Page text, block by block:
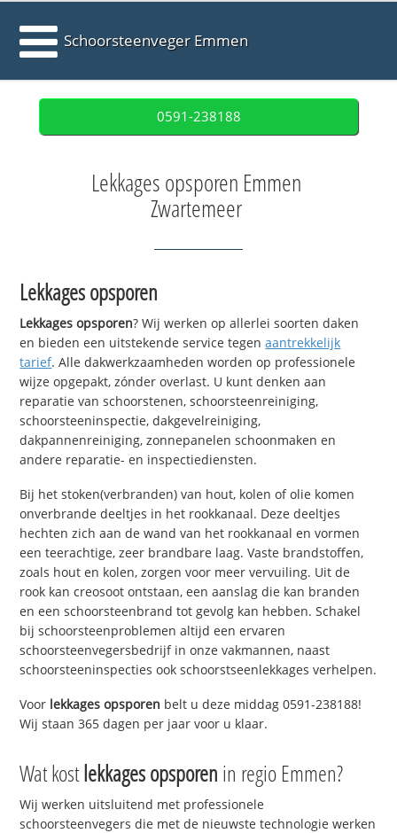
Schoorsteenveger Emmen
0591-238188
Lekkages opsporen Emmen
Zwartemeer
Lekkages opsporen
Lekkages opsporen? Wij werken op allerlei soorten daken
en bieden een uitstekende service tegenaantrekkelijk
tarief. Alle dakwerkzaamheden worden op professionele
wijze opgepakt, zónder overlast. U kunt denken aan
reparatie van schoorstenen, schoorsteenreiniging,
schoorsteeninspectie, dakgevelreiniging,
dakpannenreiniging, zonnepanelen schoonmaken en
andere reparatie- en inspectiediensten.
Bij het stoken(verbranden) van hout, kolen of olie komen
onverbrande deeltjes in het rookkanaal. Deze deeltjes
hechten zich aan de wand van het rookkanaal en vormen
een teerachtige, zeer brandbare laag. Vaste brandstoffen,
zoals hout en kolen, zorgen voor meer vervuiling. Uit de
rook kan creosoot ontstaan, een aanslag die kan branden
en een schoorsteenbrand tot gevolg kan hebben. Schakel
bij schoorsteenproblemen altijd een ervaren
schoorsteenvegersbedrijf in onze vakmannen, naast
schoorsteeninspecties ook schoorstseenlekkages verhelpen.
Voor lekkages opsporen belt u deze middag 0591-238188!
Wij staan 365 dagen per jaar voor u klaar.
Wat kostlekkages opsporen in regio Emmen?
Wij werken uitsluitend met professionele
schoorsteenvegers die met de nieuwste technologie werken